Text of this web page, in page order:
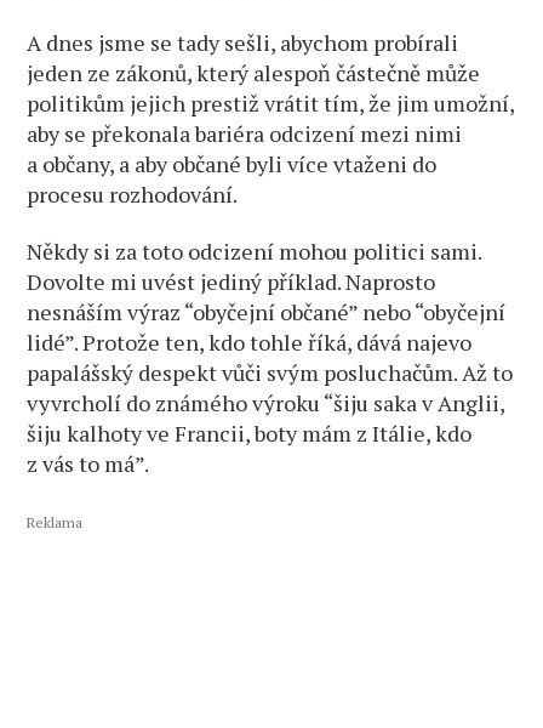
A dnes jsme se tady sešli, abychom probírali
jeden ze zákonů, který alespoň částečně může
politikům jejich prestiž vrátit tím, že jim umožní,
aby se překonala bariéra odcizení mezi nimi
a občany, a aby občané byli více vtaženi do
procesu rozhodování.
Někdy si za toto odcizení mohou politici sami.
Dovolte mi uvést jediný příklad. Naprosto
nesnáším výraz “obyčejní občané” nebo “obyčejní
lidé”. Protože ten, kdo tohle říká, dává najevo
papalášský despekt vůči svým posluchačům. Až to
vyvrcholí do známého výroku “šiju saka v Anglii,
šiju kalhoty ve Francii, boty mám z Itálie, kdo
z vás to má”.
Reklama